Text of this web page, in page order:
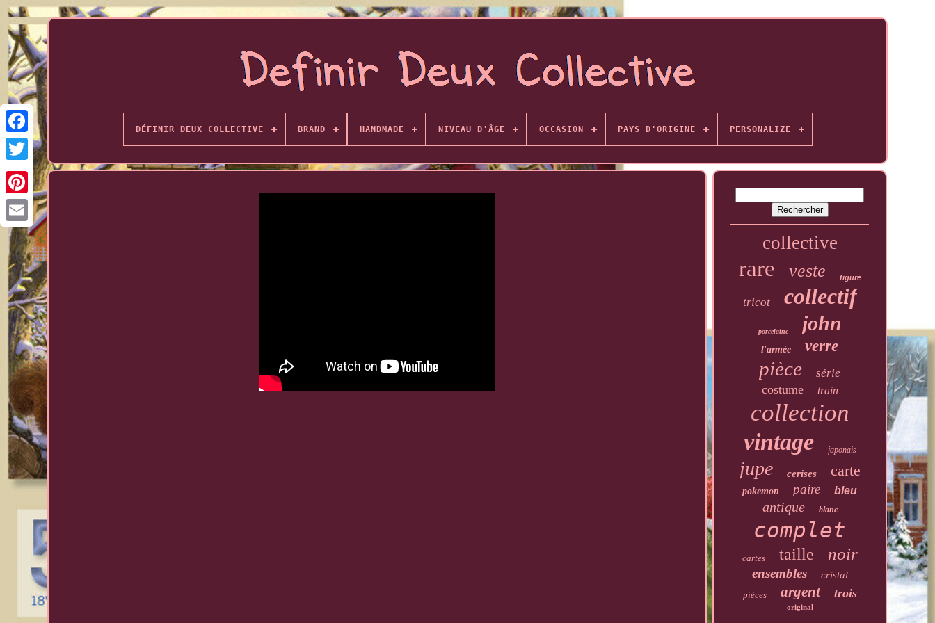
DÉFINIR DEUX COLLECTIVE BRAND HANDMADE NIVEAU D'ÂGE OCCASION PAYS D'ORIGINE PERSONALIZE
collective
rare veste figure
tricot collectif
porcelaine john
l'armée verre
pièce série
costume train
collection
vintage japonais
jupe cerises carte
pokemon paire bleu
antique blanc
complet
cartes taille noir
ensembles cristal
pièces argent trois
original